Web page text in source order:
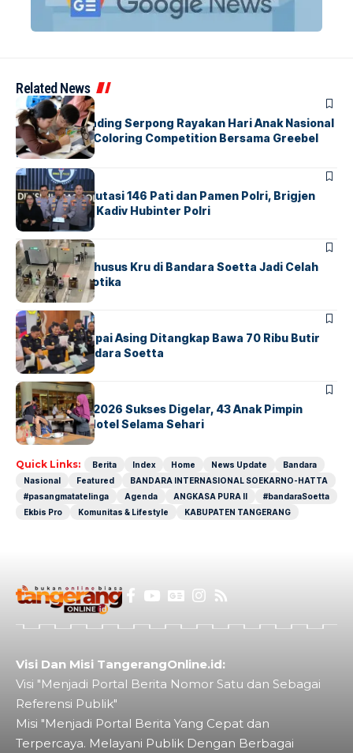
Related News
BERITAINDEX
Atria Hotel Gading Serpong Rayakan Hari Anak Nasional
Lewat Family Coloring Competition Bersama Greebel
Indonesia
BERITA
Mabes Polri Mutasi 146 Pati dan Pamen Polri, Brigjen
Untung Jabat Kadiv Hubinter Polri
BANDARABERITA
Ketika Jalur Khusus Kru di Bandara Soetta Jadi Celah
Sindikat Narkotika
BANDARA BERITA
Kopilot Maskapai Asing Ditangkap Bawa 70 Ribu Butir
Ekstasi di Bandara Soetta
BERITAINDEX
GM For A Day 2026 Sukses Digelar, 43 Anak Pimpin
Operasional Hotel Selama Sehari
Quick Links: Berita Index Home News Update
Bandara
Nasional
Featured
BANDARA INTERNASIONAL SOEKARNO-HATTA
#pasangmatatelinga
Agenda ANGKASA PURA II
#bandaraSoetta
Ekbis Pro
Komunitas & Lifestyle KABUPATEN TANGERANG
Visi Dan Misi TangerangOnline.id:
Visi "Menjadi Portal Berita Nomor Satu dan Sebagai
Referensi Publik"
Misi "Menjadi Portal Berita Yang Cepat dan
Terpercaya. Melayani Publik Dengan Berbagai